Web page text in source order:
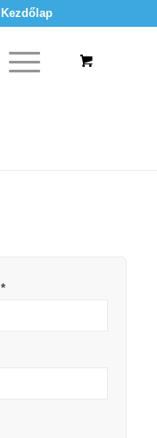
Kezdőlap
*